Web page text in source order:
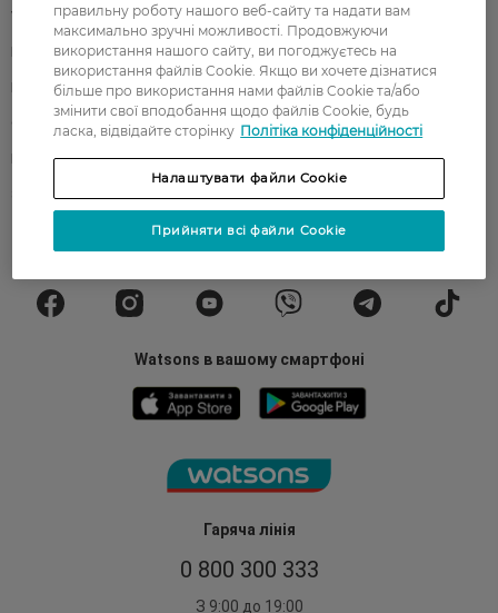
Гаряча лінія
0 800 300 333
З 9:00 до 19:00
Watsons Club Подарункові сертифікати
Про Watsons Кар'єра у Watsons
Контакти Блог
Оплата та доставка FAQ
Політика конфіденційності Публічна оферта
ЗМІ про нас Повернення замовлення
Watsons в вашому смартфоні
правильну роботу нашого веб-сайту та надати вам
максимально зручні можливості. Продовжуючи
використання нашого сайту, ви погоджуєтесь на
використання файлів Cookie. Якщо ви хочете дізнатися
більше про використання нами файлів Cookie та/або
змінити свої вподобання щодо файлів Cookie, будь
ласка, відвідайте сторінку Політіка конфіденційності
Налаштувати файли Cookie
Прийняти всі файли Cookie